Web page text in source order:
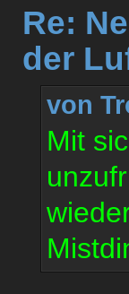
Re:
der
von
Mit